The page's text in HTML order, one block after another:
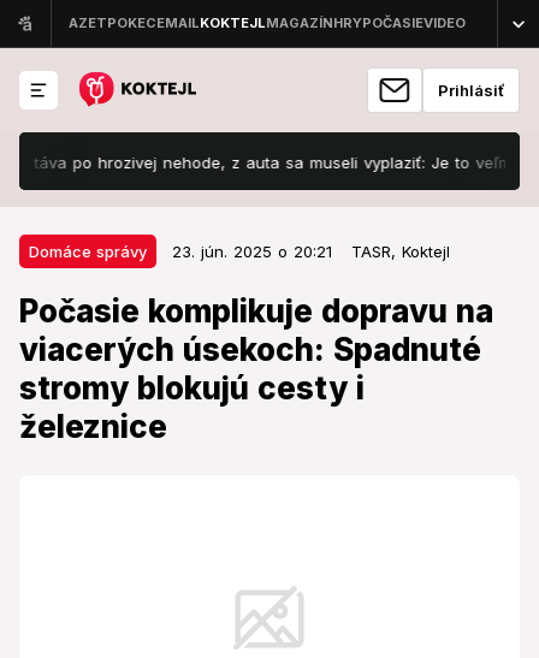
Prihlásiť
po hrozivej nehode, z auta sa museli vyplaziť: Je to veľmi ťažké!
Domáce správy 23. jún. 2025 o 20:21 TASR, Koktejl
Počasie komplikuje dopravu na
viacerých úsekoch: Spadnuté
stromy blokujú cesty i
železnice
Domáce správy 23. jún. 2025 o 20:21
Počasie komplikuje dopravu na
viacerých úsekoch: Spadnuté
stromy blokujú cesty i železnice
Nepriaznivé počasie spôsobilo chaos v doprave.